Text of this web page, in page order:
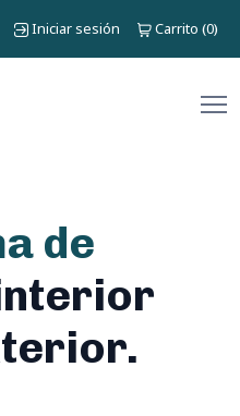
Iniciar sesión Carrito (0)
de